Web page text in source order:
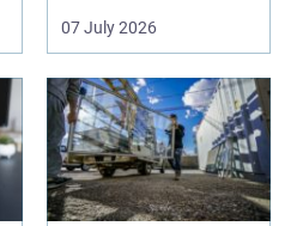
vedligeh...
07 July 2026